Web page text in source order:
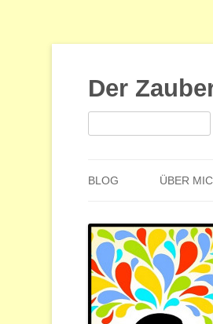
Der
Suchen
nach:
BLOG ÜBER